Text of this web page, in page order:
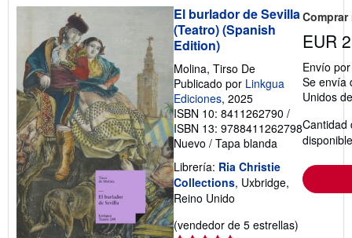
El burlador de Sevilla
(Teatro) (Spanish
Edition)
Molina, Tirso De
Publicado por Linkgua
Ediciones, 2025
ISBN 10: 8411262790 /
ISBN 13: 9788411262798
Nuevo / Tapa blanda
Librería: Ria Christie
Collections, Uxbridge,
Reino Unido
(vendedor de 5 estrellas)
EUR
Envío
Se envía
Unidos
Cantidad